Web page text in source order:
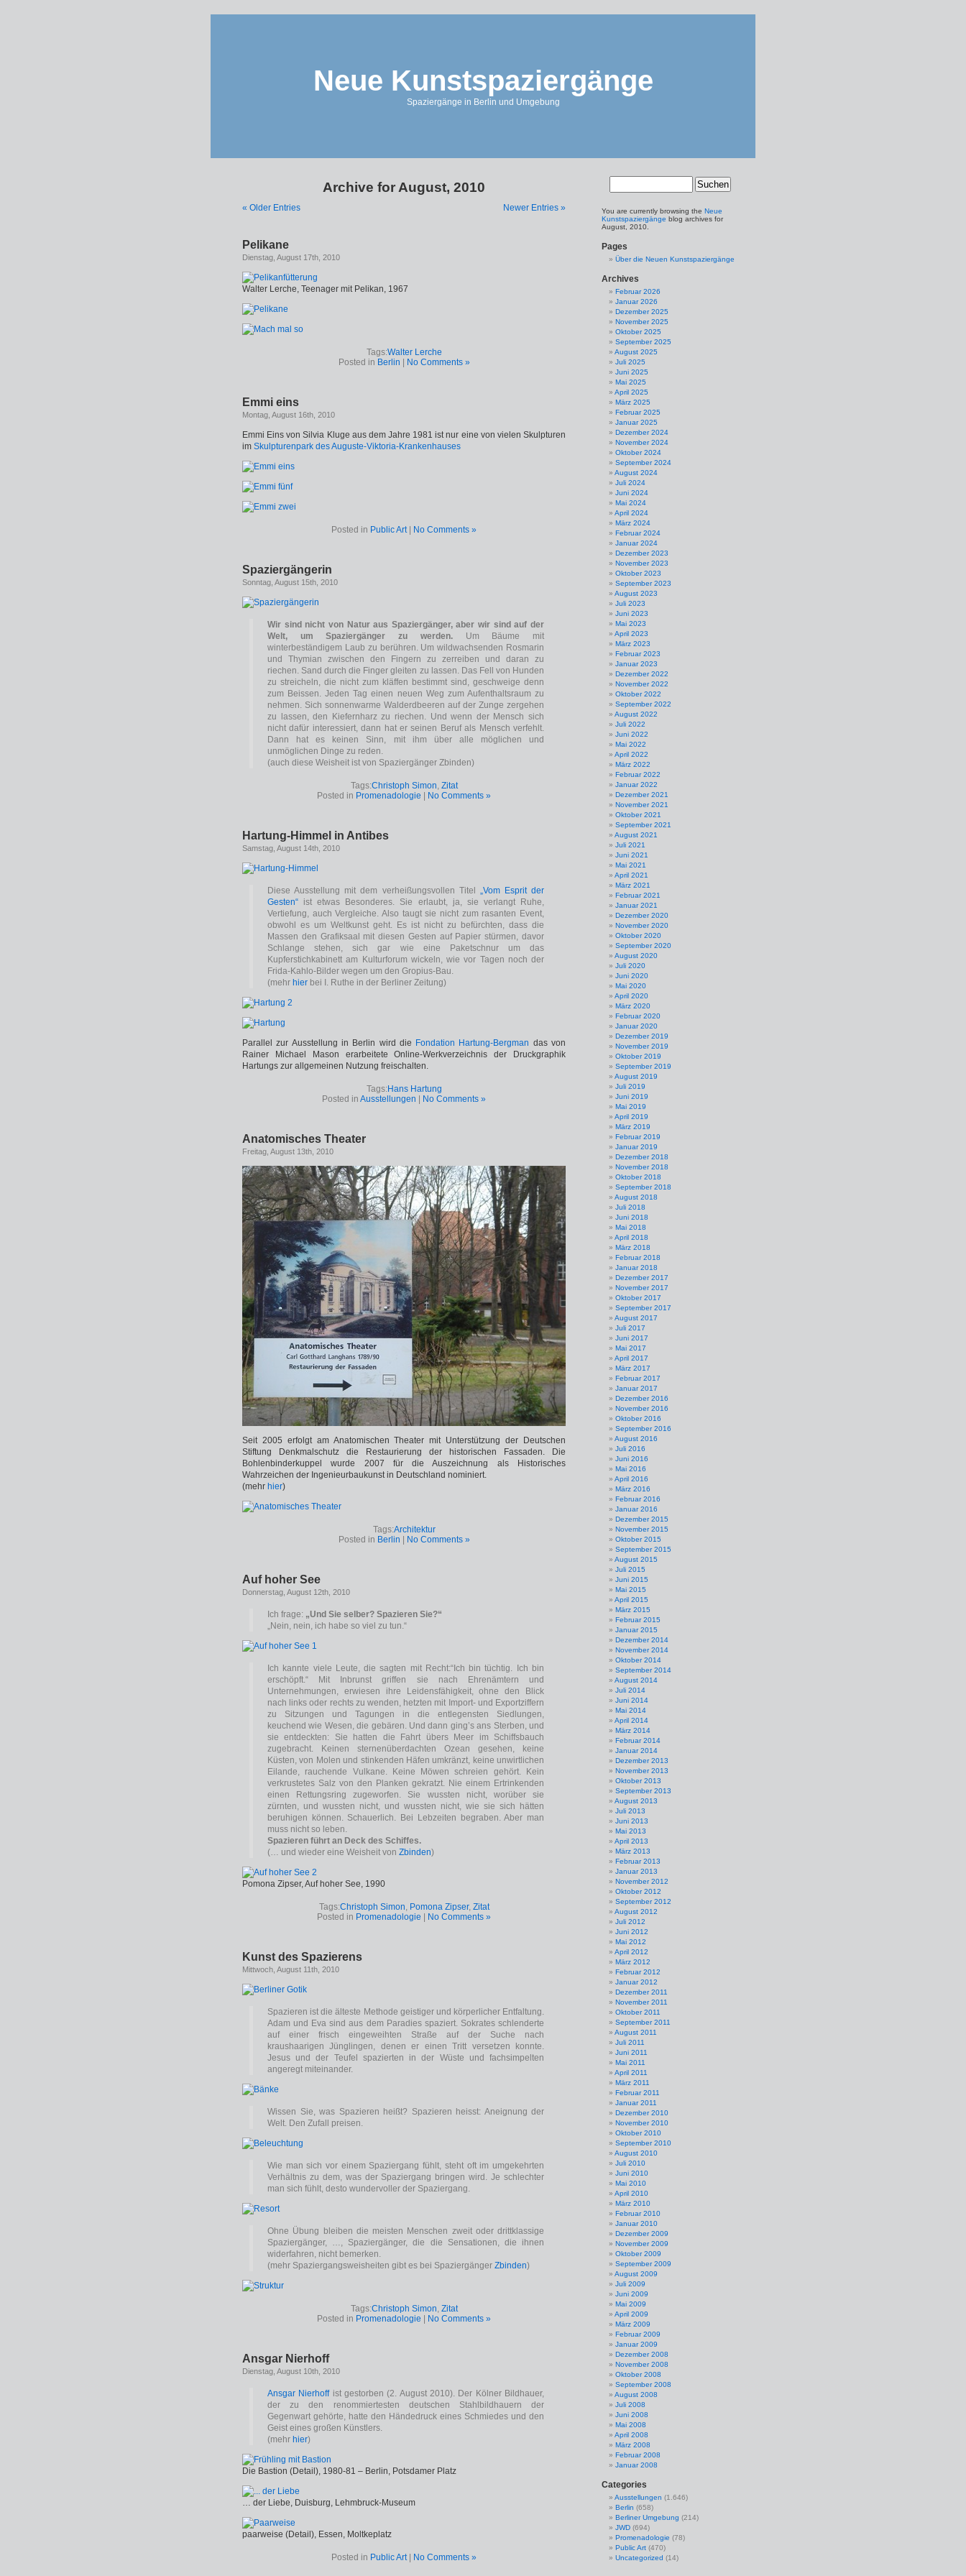
Neue Kunstspaziergänge
Spaziergänge in Berlin und Umgebung
Archive for August, 2010
« Older Entries Newer Entries »
Pelikane
Dienstag, August 17th, 2010
Walter Lerche, Teenager mit Pelikan, 1967
Tags:Walter Lerche
Posted in Berlin No Comments »
Emmi eins
Montag, August 16th, 2010
Emmi Eins von Silvia Kluge aus dem Jahre 1981 ist nur eine von vielen Skulpturen
im Skulpturenpark des Auguste-Viktoria-Krankenhauses
Posted in Public Art| No Comments »
Spaziergängerin
Sonntag, August 15th, 2010
Wir sind nicht von Natur aus Spaziergänger, aber wir sind auf der
Welt, um Spaziergänger zu werden.
Um Bäume mit
winterbeständigem Laub zu berühren. Um wildwachsenden Rosmarin
und Thymian zwischen den Fingern zu zerreiben und daran zu
riechen. Sand durch die Finger gleiten zu lassen. Das Fell von Hunden
zu streicheln, die nicht zum kläffen bestimmt sind, geschweige denn
zum Beissen. Jeden Tag einen neuen Weg zum Aufenthaltsraum zu
nehmen. Sich sonnenwarme Walderdbeeren auf der Zunge zergehen
zu lassen, den Kiefernharz zu riechen. Und wenn der Mensch sich
nicht dafür interessiert, dann hat er seinen Beruf als Mensch verfehlt.
Dann hat es keinen Sinn, mit ihm über alle möglichen und
unmöglichen Dinge zu reden.
(auch diese Weisheit ist von Spaziergänger Zbinden)
Tags:Christoph Simon, Zitat
Posted in Promenadologie No Comments »
Hartung-Himmel in Antibes
Samstag, August 14th, 2010
Diese Ausstellung mit dem verheißungsvollen Titel „Vom Esprit der
Gesten“ ist etwas Besonderes. Sie erlaubt, ja, sie verlangt Ruhe,
Vertiefung, auch Vergleiche. Also taugt sie nicht zum rasanten Event,
obwohl es um Weltkunst geht. Es ist nicht zu befürchten, dass die
Massen den Grafiksaal mit diesen Gesten auf Papier stürmen, davor
Schlange stehen, sich gar wie eine Paketschnur um das
Kupferstichkabinett am Kulturforum wickeln, wie vor Tagen noch der
Frida-Kahlo-Bilder wegen um den Gropius-Bau.
(mehr hier bei I. Ruthe in der Berliner Zeitung)
Parallel zur Ausstellung in Berlin wird die Fondation Hartung-Bergman das von
Rainer Michael Mason erarbeitete Online-Werkverzeichnis der Druckgraphik
Hartungs zur allgemeinen Nutzung freischalten.
Tags: Hans Hartung
Posted in Ausstellungen No Comments »
Anatomisches Theater
Freitag, August 13th, 2010
Seit 2005 erfolgt am Anatomischen Theater mit Unterstützung der Deutschen
Stiftung Denkmalschutz die Restaurierung der historischen Fassaden. Die
Bohlenbinderkuppel wurde 2007 für die Auszeichnung als Historisches
Wahrzeichen der Ingenieurbaukunst in Deutschland nominiert.
(mehr hier)
Tags:Architektur
Posted in Berlin No Comments »
Auf hoher See
Donnerstag, August 12th, 2010
Ich frage: „Und Sie selber? Spazieren Sie?“
„Nein, nein, ich habe so viel zu tun.“
Ich kannte viele Leute, die sagten mit Recht:“Ich bin tüchtig. Ich bin
erschöpft.“ Mit Inbrunst griffen sie nach Ehrenämtern und
Unternehmungen, erwiesen ihre Leidensfähigkeit, ohne den Blick
nach links oder rechts zu wenden, hetzten mit Import- und Exportziffern
zu Sitzungen und Tagungen in die entlegensten Siedlungen,
keuchend wie Wesen, die gebären. Und dann ging’s ans Sterben, und
sie entdeckten: Sie hatten die Fahrt übers Meer im Schiffsbauch
zugebracht. Keinen sternenüberdachten Ozean gesehen, keine
Küsten, von Molen und stinkenden Häfen umkränzt, keine unwirtlichen
Eilande, rauchende Vulkane. Keine Möwen schreien gehört. Kein
verkrustetes Salz von den Planken gekratzt. Nie einem Ertrinkenden
einen Rettungsring zugeworfen. Sie wussten nicht, worüber sie
zürnten, und wussten nicht, und wussten nicht, wie sie sich hätten
beruhigen können. Schauerlich. Bei Lebzeiten begraben. Aber man
muss nicht so leben.
Spazieren führt an Deck des Schiffes.
(… und wieder eine Weisheit von Zbinden)
Pomona Zipser, Auf hoher See, 1990
Tags:Christoph Simon, Pomona Zipser, Zitat
Posted in Promenadologie No Comments »
Kunst des Spazierens
Mittwoch, August 11th, 2010
Spazieren ist die älteste Methode geistiger und körperlicher Entfaltung.
Adam und Eva sind aus dem Paradies spaziert. Sokrates schlenderte
auf einer frisch eingeweihten Straße auf der Suche nach
kraushaarigen Jünglingen, denen er einen Tritt versetzen konnte.
Jesus und der Teufel spazierten in der Wüste und fachsimpelten
angeregt miteinander.
Wissen Sie, was Spazieren heißt? Spazieren heisst: Aneignung der
Welt. Den Zufall preisen.
Wie man sich vor einem Spaziergang fühlt, steht oft im umgekehrten
Verhältnis zu dem, was der Spaziergang bringen wird. Je schlechter
man sich fühlt, desto wundervoller der Spaziergang.
Ohne Übung bleiben die meisten Menschen zweit oder drittklassige
Spaziergänger, …, Spaziergänger, die die Sensationen, die ihnen
widerfahren, nicht bemerken.
(mehr Spaziergangsweisheiten gibt es bei Spaziergänger Zbinden)
Tags:Christoph Simon, Zitat
Posted in Promenadologie No Comments »
Ansgar Nierhoff
Dienstag, August 10th, 2010
Ansgar Nierhoffist gestorben (2. August 2010). Der Kölner Bildhauer,
der zu den renommiertesten deutschen Stahlbildhauern der
Gegenwart gehörte, hatte den Händedruck eines Schmiedes und den
Geist eines großen Künstlers.
(mehr hier)
Die Bastion (Detail), 1980-81 – Berlin, Potsdamer Platz
… der Liebe, Duisburg, Lehmbruck-Museum
paarweise (Detail), Essen, Moltkeplatz
Posted in Public Art| No Comments »
You are currently browsing the Neue
Kunstspaziergänge blog archives for
August, 2010.
Pages
Über die Neuen Kunstspaziergänge
Archives
Februar 2026
Januar 2026
Dezember 2025
November 2025
Oktober 2025
September 2025
August 2025
Juli 2025
Juni 2025
Mai 2025
April 2025
März 2025
Februar 2025
Januar 2025
Dezember 2024
November 2024
Oktober 2024
September 2024
August 2024
Juli 2024
Juni 2024
Mai 2024
April 2024
März 2024
Februar 2024
Januar 2024
Dezember 2023
November 2023
Oktober 2023
September 2023
August 2023
Juli 2023
Juni 2023
Mai 2023
April 2023
März 2023
Februar 2023
Januar 2023
Dezember 2022
November 2022
Oktober 2022
September 2022
August 2022
Juli 2022
Juni 2022
Mai 2022
April 2022
März 2022
Februar 2022
Januar 2022
Dezember 2021
November 2021
Oktober 2021
September 2021
August 2021
Juli 2021
Juni 2021
Mai 2021
April 2021
März 2021
Februar 2021
Januar 2021
Dezember 2020
November 2020
Oktober 2020
September 2020
August 2020
Juli 2020
Juni 2020
Mai 2020
April 2020
März 2020
Februar 2020
Januar 2020
Dezember 2019
November 2019
Oktober 2019
September 2019
August 2019
Juli 2019
Juni 2019
Mai 2019
April 2019
März 2019
Februar 2019
Januar 2019
Dezember 2018
November 2018
Oktober 2018
September 2018
August 2018
Juli 2018
Juni 2018
Mai 2018
April 2018
März 2018
Februar 2018
Januar 2018
Dezember 2017
November 2017
Oktober 2017
September 2017
August 2017
Juli 2017
Juni 2017
Mai 2017
April 2017
März 2017
Februar 2017
Januar 2017
Dezember 2016
November 2016
Oktober 2016
September 2016
August 2016
Juli 2016
Juni 2016
Mai 2016
April 2016
März 2016
Februar 2016
Januar 2016
Dezember 2015
November 2015
Oktober 2015
September 2015
August 2015
Juli 2015
Juni 2015
Mai 2015
April 2015
März 2015
Februar 2015
Januar 2015
Dezember 2014
November 2014
Oktober 2014
September 2014
August 2014
Juli 2014
Juni 2014
Mai 2014
April 2014
März 2014
Februar 2014
Januar 2014
Dezember 2013
November 2013
Oktober 2013
September 2013
August 2013
Juli 2013
Juni 2013
Mai 2013
April 2013
März 2013
Februar 2013
Januar 2013
November 2012
Oktober 2012
September 2012
August 2012
Juli 2012
Juni 2012
Mai 2012
April 2012
März 2012
Februar 2012
Januar 2012
Dezember 2011
November 2011
Oktober 2011
September 2011
August 2011
Juli 2011
Juni 2011
Mai 2011
April 2011
März 2011
Februar 2011
Januar 2011
Dezember 2010
November 2010
Oktober 2010
September 2010
August 2010
Juli 2010
Juni 2010
Mai 2010
April 2010
März 2010
Februar 2010
Januar 2010
Dezember 2009
November 2009
Oktober 2009
September 2009
August 2009
Juli 2009
Juni 2009
Mai 2009
April 2009
März 2009
Februar 2009
Januar 2009
Dezember 2008
November 2008
Oktober 2008
September 2008
August 2008
Juli 2008
Juni 2008
Mai 2008
April 2008
März 2008
Februar 2008
Januar 2008
Categories
Ausstellungen (1.646)
Berlin (658)
Berliner Umgebung (214)
JWD (694)
Promenadologie (78)
Public Art (470)
Uncategorized (14)